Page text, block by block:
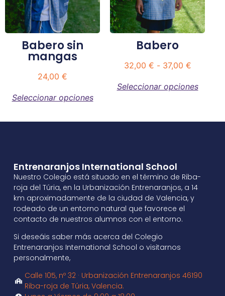
Babero sin
mangas
24,00 €
Seleccionar opciones
Babero
32,00 € - 37,00 €
Seleccionar opciones
Entrenaranjos International School
Nuestro Colegio está situado en el término de Riba-
roja del Túria, en la Urbanización Entrenaranjos, a 14
km aproximadamente de la ciudad de Valencia, y
rodeado de un entorno natural que favorece el
contacto de nuestros alumnos con el entorno.
Si deseáis saber más acerca del Colegio
Entrenaranjos International School o visitarnos
personalmente,
Calle 105, nº 32 · Urbanización Entrenaranjos 46190
Riba-roja de Túria, Valencia.